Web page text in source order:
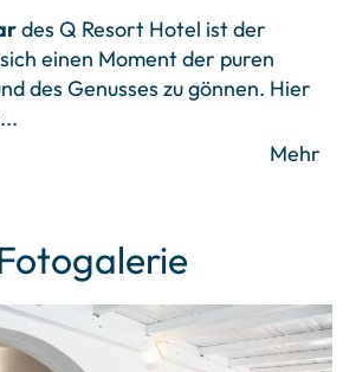
des Q Resort Hotel ist der
einen Moment der puren
des Genusses zu gönnen. Hier
...
Mehr